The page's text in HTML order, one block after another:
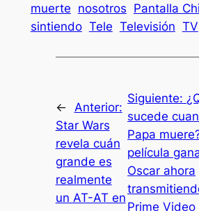
muerte nosotros Pantalla
sintiendo Tele Televisión TV
← Anterior:
Star Wars
revela cuán
grande es
realmente
un AT-AT en
Siguiente:
sucede
Papa
película
Oscar ahora
Prime Video